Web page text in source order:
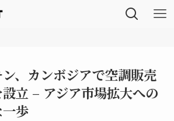
、カンボジアで空調販売
立 – アジア市場拡大への
歩